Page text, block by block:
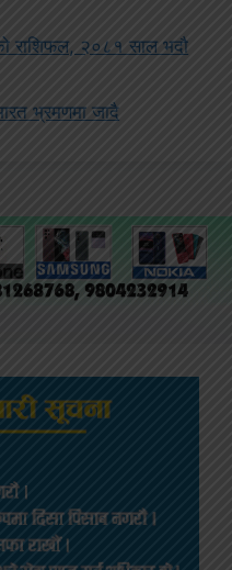
राशिफल, २०८१ साल भदौ
भ्रमणमा जादै